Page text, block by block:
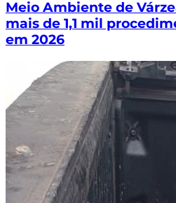
Meio Ambiente de
mais de 1,1 mil
em 2026